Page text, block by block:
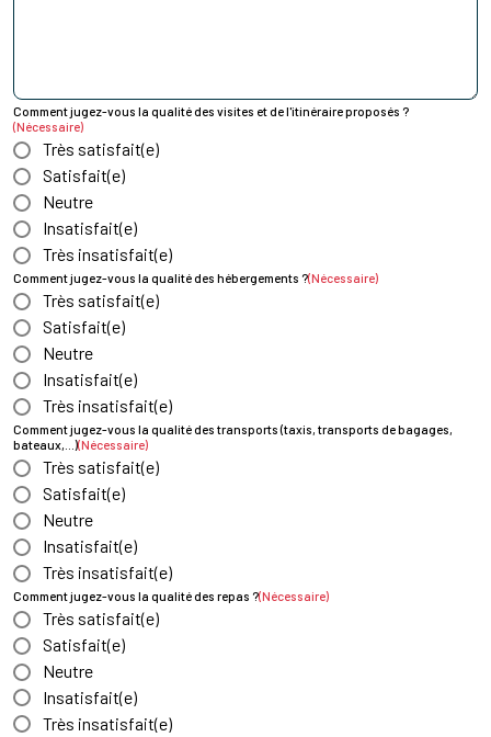
Comment jugez-vous la qualité des visites et de l'itinéraire proposés ?
(Nécessaire)
Très satisfait(e)
Satisfait(e)
Neutre
Insatisfait(e)
Très insatisfait(e)
Comment jugez-vous la qualité des hébergements ?(Nécessaire)
Très satisfait(e)
Satisfait(e)
Neutre
Insatisfait(e)
Très insatisfait(e)
Comment jugez-vous la qualité des transports (taxis, transports de bagages,
bateaux,…)(Nécessaire)
Très satisfait(e)
Satisfait(e)
Neutre
Insatisfait(e)
Très insatisfait(e)
Comment jugez-vous la qualité des repas ?(Nécessaire)
Très satisfait(e)
Satisfait(e)
Neutre
Insatisfait(e)
Très insatisfait(e)